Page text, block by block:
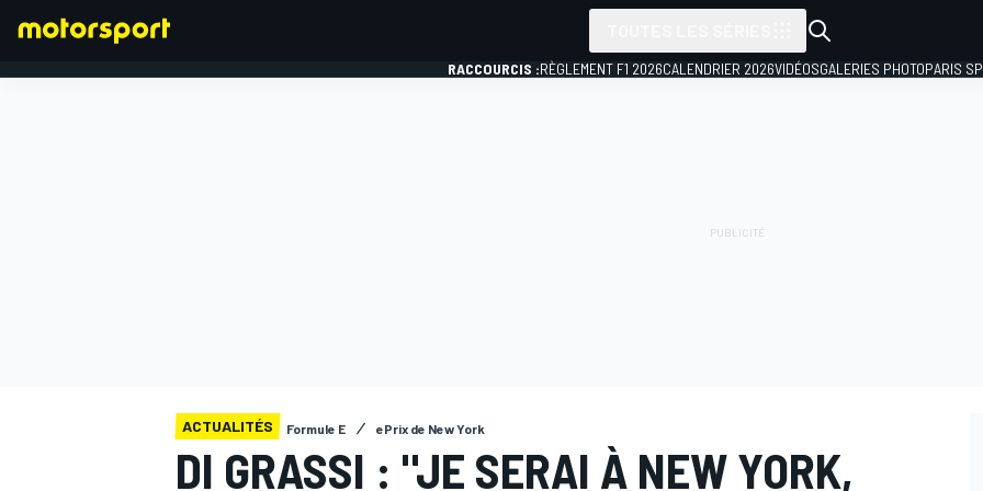
RACCOURCIS :RÈGLEMENT F1 2026CALENDRIER 2026VIDÉOSGALERIES PHOTOPARIS
ACTUALITÉS Formule E ePrix de New York
DI GRASSI : "JE SERAI À NEW YORK,